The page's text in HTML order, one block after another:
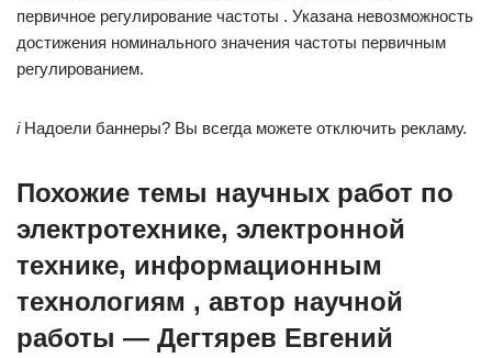
первичное регулирование частоты . Указана невозможность
достижения номинального значения частоты первичным
регулированием.
iНадоели баннеры? Вы всегда можете отключить рекламу.
Похожие темы научных работ по
электротехнике, электронной
технике, информационным
технологиям , автор научной
работы — Дегтярев Евгений